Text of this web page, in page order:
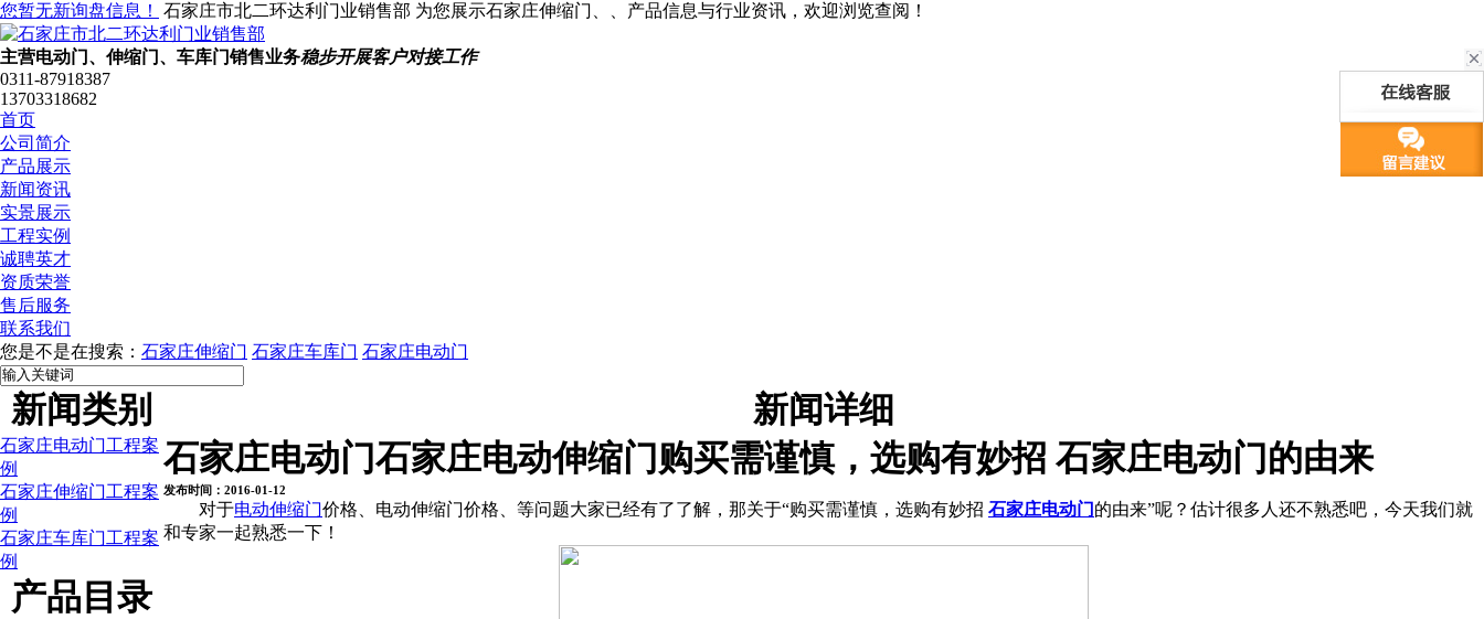
您暂无新询盘信息！ 石家庄市北二环达利门业销售部 为您展示石家庄伸缩门、、产品信息与行业资讯，欢迎浏览查阅！
主营电动门、伸缩门、车库门销售业务稳步开展客户对接工作
0311-87918387
13703318682
首页
公司简介
产品展示
新闻资讯
实景展示
工程实例
诚聘英才
资质荣誉
售后服务
联系我们
您是不是在搜索： 石家庄伸缩门 石家庄车库门 石家庄电动门
新闻类别
石家庄电动门工程案
例
石家庄伸缩门工程案
例
石家庄车库门工程案
例
产品目录
新闻详细
石家庄电动门石家庄电动伸缩门购买需谨慎，选购有妙招 石家庄电动门的由来
发布时间：2016-01-12
对于电动伸缩门价格、电动伸缩门价格、等问题大家已经有了了解，那关于“购买需谨慎，选购有妙招 石家庄电动门 的由来”呢？估计很多人还不熟悉吧，今天我们就
和专家一起熟悉一下！